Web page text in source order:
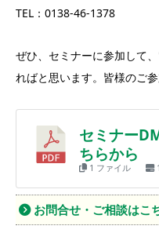
TEL：0138-46-1378
ぜひ、セミナーに参加して
ればと思います。皆様のご
セミナー
ちらから
1 ファイル
お問合せ・ご相談はこ